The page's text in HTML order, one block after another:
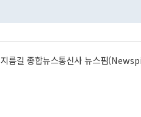
름길 종합뉴스통신사 뉴스핌